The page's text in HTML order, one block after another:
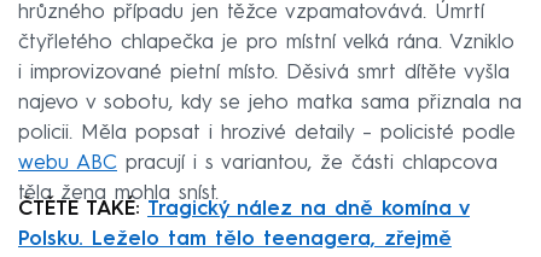
hrůzného případu jen těžce vzpamatovává. Úmrtí
čtyřletého chlapečka je pro místní velká rána. Vzniklo
i improvizované pietní místo. Děsivá smrt dítěte vyšla
najevo v sobotu, kdy se jeho matka sama přiznala na
policii. Měla popsat i hrozivé detaily – policisté podle
webu ABC pracují i s variantou, že části chlapcova
těla žena mohla sníst.
ČTĚTE TAKÉ: Tragický nález na dně komína v
Polsku. Leželo tam tělo teenagera, zřejmě